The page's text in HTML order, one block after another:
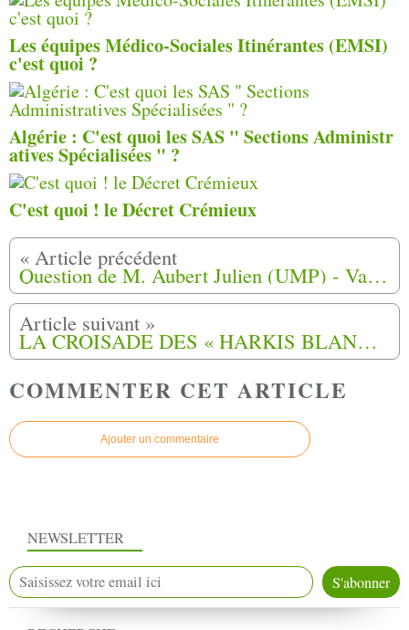
Les équipes Médico-Sociales Itinérantes (EMSI)
c'est quoi ?
Algérie : C'est quoi les SAS " Sections Administr
atives Spécialisées " ?
C'est quoi ! le Décret Crémieux
Question de M. Aubert Julien (UMP) - Vaucluse à M. le ministre délégué auprès du ministre de la défense, chargé des anciens combattants.
LA CROISADE DES « HARKIS BLANCS ».
COMMENTER CET ARTICLE
Ajouter un commentaire
NEWSLETTER